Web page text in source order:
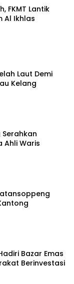
FKMT Lantik
Al Ikhlas
Laut Demi
Kelang
Serahkan
Ahli Waris
Bazar Emas
Berinvestasi